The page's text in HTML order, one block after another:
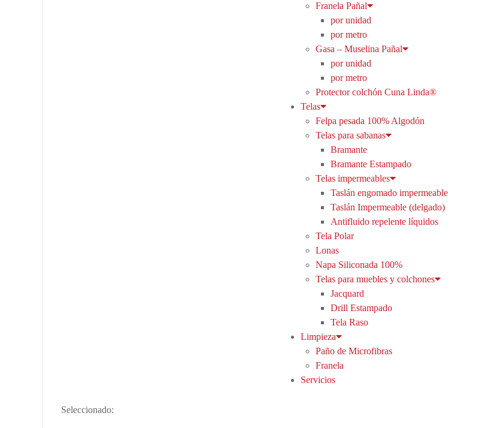
Franela Pañal
por unidad
por metro
Gasa – Muselina Pañal
por unidad
por metro
Protector colchón Cuna Linda®
Telas
Felpa pesada 100% Algodón
Telas para sabanas
Bramante
Bramante Estampado
Telas impermeables
Taslán engomado impermeable
Taslán Impermeable (delgado)
Antifluido repelente líquidos
Tela Polar
Lonas
Napa Siliconada 100%
Telas para muebles y colchones
Jacquard
Drill Estampado
Tela Raso
Limpieza
Paño de Microfibras
Franela
Servicios
Seleccionado: